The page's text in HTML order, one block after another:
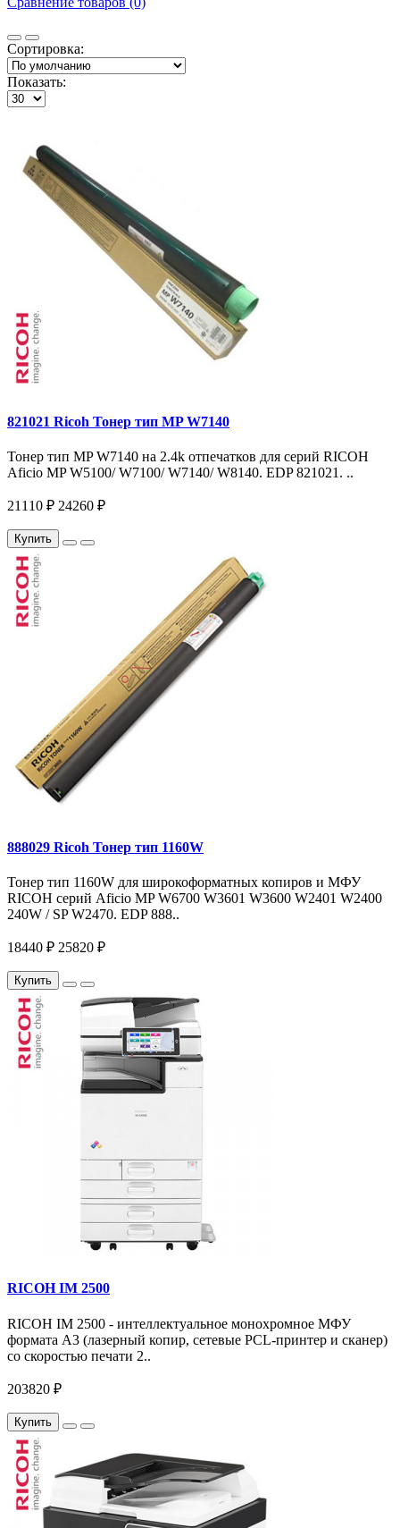
Сортировка:
Показать:
821021 Ricoh Тонер тип MP W7140
Тонер тип MP W7140 на 2.4k отпечатков для серий RICOH
Aficio MP W5100/ W7100/ W7140/ W8140. EDP 821021. ..
21110 ₽ 24260 ₽
Купить
888029 Ricoh Тонер тип 1160W
Тонер тип 1160W для широкоформатных копиров и МФУ
RICOH серий Aficio MP W6700 W3601 W3600 W2401 W2400
240W / SP W2470. EDP 888..
18440 ₽ 25820 ₽
Купить
RICOH IM 2500
RICOH IM 2500 - интеллектуальное монохромное МФУ
формата А3 (лазерный копир, сетевые PCL-принтер и сканер)
со скоростью печати 2..
203820 ₽
Купить